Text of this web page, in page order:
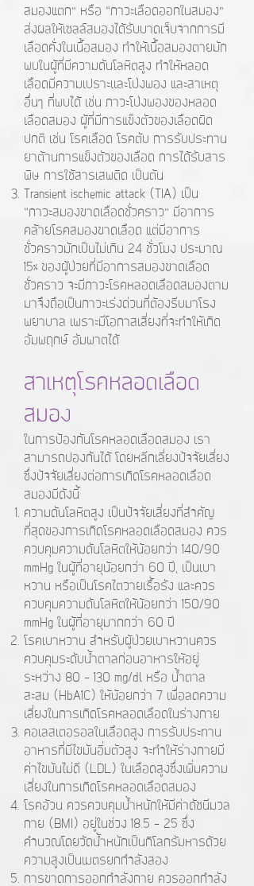
สมองแตก” หรือ “ภาวะเลือดออกในสมอง”
ส่งผลให้เซลล์สมองได้รับบาดเจ็บจากการมี
เลือดคั่งในเนื้อสมอง ทำให้เนื้อสมองตายมัก
พบในผู้ที่มีความดันโลหิตสูง ทำให้หลอด
เลือดมีความเปราะเเละโป่งพอง และสาเหตุ
อื่นๆ ที่พบได้ เช่น ภาวะโป่งพองของหลอด
เลือดสมอง ผู้ที่มีการแข็งตัวของเลือดผิด
ปกติ เช่น โรคเลือด โรคตับ การรับประทาน
ยาต้านการแข็งตัวของเลือด การได้รับสาร
พิษ การใช้สารเสพติด เป็นต้น
Transient ischemic attack (TIA) เป็น
“ภาวะสมองขาดเลือดชั่วคราว” มีอาการ
คล้ายโรคสมองขาดเลือด แต่มีอาการ
ชั่วคราวมักเป็นไม่เกิน 24 ชั่วโมง ประมาณ
15% ของผู้ป่วยที่มีอาการสมองขาดเลือด
ชั่วคราว จะมีภาวะโรคหลอดเลือดสมองตาม
มาจึงถือเป็นภาวะเร่งด่วนที่ต้องรีบมาโรง
พยาบาล เพราะมีโอกาสเสี่ยงที่จะทำให้เกิด
อัมพฤกษ์ อัมพาตได้
สาเหตุโรคหลอดเลือด
สมอง
ในการป้องกันโรคหลอดเลือดสมอง เรา
สามารถปองกันได้ โดยหลีกเลี่ยงปัจจัยเสี่ยง
ซึ่งปัจจัยเสี่ยงต่อการเกิดโรคหลอดเลือด
สมองมีดังนี้
ความดันโลหิตสูง ​เป็นปัจจัยเสี่ยงที่สำคัญ
ที่สุดของการเกิดโรคหลอดเลือดสมอง ควร
ควบคุมความดันโลหิตให้น้อยกว่า 140/90
mmHg ในผู้ที่อายุน้อยกว่า 60 ปี, เป็นเบา
หวาน หรือเป็นโรคไตวายเรื้อรัง และควร
ควบคุมความดันโลหิตให้น้อยกว่า 150/90
mmHg ในผู้ที่อายุมากกว่า 60 ปี
โรคเบาหวาน สำหรับผู้ป่วยเบาหวานควร
ควบคุมระดับน้ำตาลก่อนอาหารให้อยู่
ระหว่าง 80 - 130 mg/dl หรือ น้ำตาล
สะสม (HbA1C) ให้น้อยกว่า 7 เพื่อลดความ
เสี่ยงในการเกิดโรคหลอดเลือดในร่างกาย
คอเลสเตอรอลในเลือดสูง การรับประทาน
อาหารที่มีไขมันอิ่มตัวสูง จะทำให้ร่างกายมี
ค่าไขมันไม่ดี (LDL) ในเลือดสูงซึ่งเพิ่มความ
เสี่ยงในการเกิดโรคหลอดเลือดสมอง
โรคอ้วน ควรควบคุมน้ำหนักให้มีค่าดัชนีมวล
กาย (BMI) อยู่ในช่วง 18.5 - 25 ซึ่ง
คำนวณโดยวัดน้ำหนักเป็นกิโลกรัมหารด้วย
ความสูงเป็นเมตรยกกำลังสอง
การขาดการออกกำลังกาย ควรออกกำลัง